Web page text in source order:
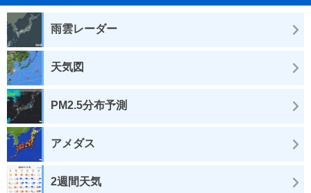
雨雲レーダー
天気図
PM2.5分布予測
アメダス
2週間天気